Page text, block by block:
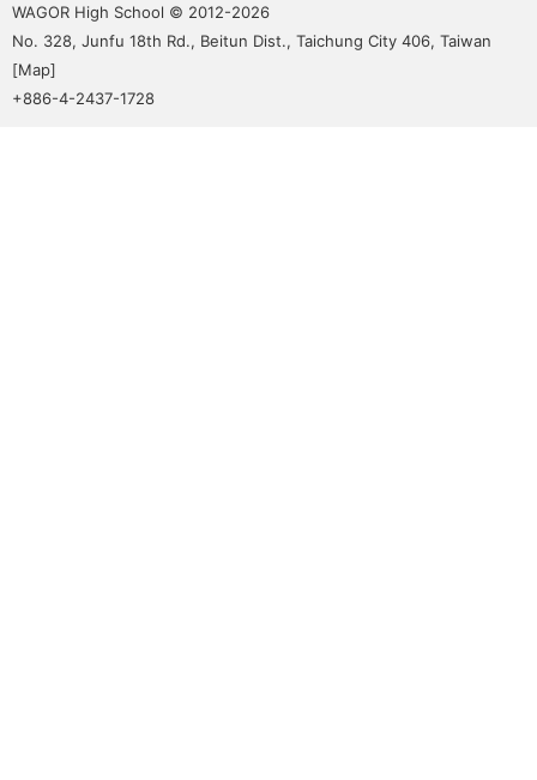
GLOBAL
CITIZENSHIP
WAGOR High School © 2012-2026
No. 328, Junfu 18th Rd., Beitun Dist., Taichung City 406, Taiwan
[Map]
+886-4-2437-1728